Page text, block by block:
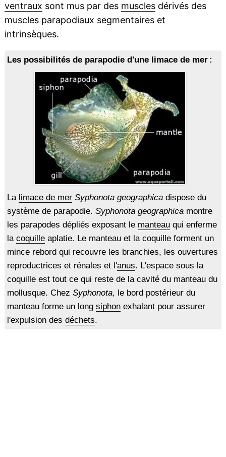
ventraux sont mus par des musclesdérivés des
muscles parapodiaux segmentaires et
intrinsèques.
Les possibilités de parapodie d'une limace de mer :
La limace de mer Syphonota geographicadispose du
système de parapodie. Syphonota geographicamontre
les parapodes dépliés exposant le manteauqui enferme
la coquilleaplatie. Le manteau et la coquille forment un
mince rebord qui recouvre les branchies, les ouvertures
reproductrices et rénales et l'anus. L'espace sous la
coquille est tout ce qui reste de la cavité du manteau du
mollusque. Chez Syphonota, le bord postérieur du
manteau forme un long siphonexhalant pour assurer
l'expulsion des déchets.